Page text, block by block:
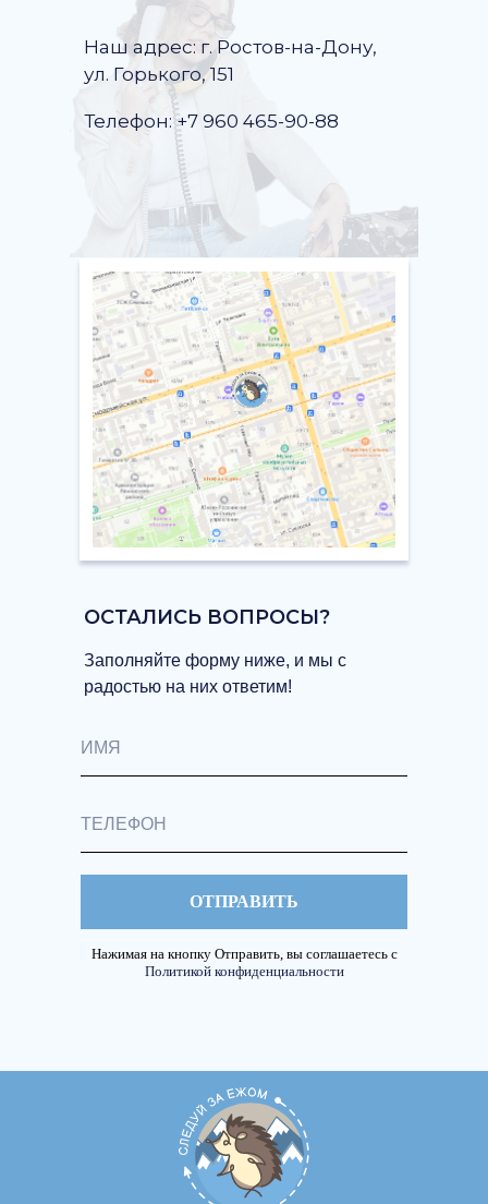
Наш адрес: г. Ростов-на-Дону,
ул. Горького, 151
Телефон: +7 960 465-90-88
Заполняйте форму ниже, и мы с
радостью на них ответим!
ОСТАЛИСЬ ВОПРОСЫ?
ОТПРАВИТЬ
Нажимая на кнопку Отправить, вы соглашаетесь с
Политикой конфиденциальности